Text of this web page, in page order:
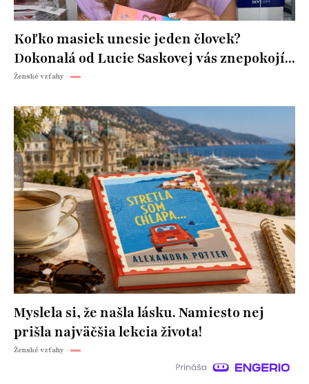
Koľko masiek unesie jeden človek?
Dokonalá od Lucie Saskovej vás znepokojí...
Ženské vzťahy
Myslela si, že našla lásku. Namiesto nej
prišla najväčšia lekcia života!
Ženské vzťahy